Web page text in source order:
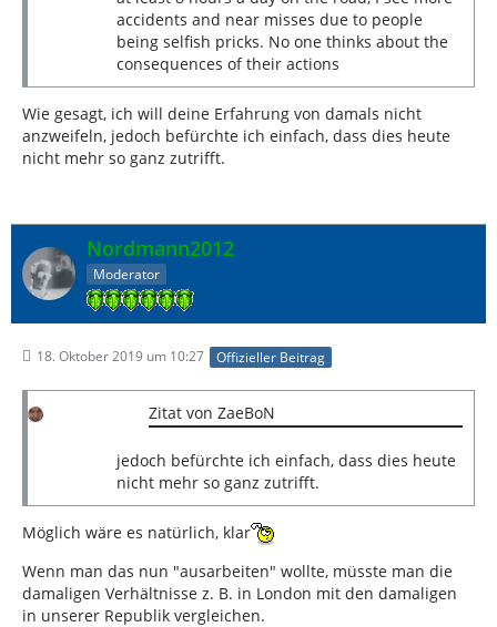
accidents and near misses due to people
being selfish pricks. No one thinks about the
consequences of their actions
Wie gesagt, ich will deine Erfahrung von damals nicht
anzweifeln, jedoch befürchte ich einfach, dass dies heute
nicht mehr so ganz zutrifft.
Nordmann2012
Moderator
18. Oktober 2019 um 10:27 Offizieller Beitrag
Zitat von ZaeBoN
jedoch befürchte ich einfach, dass dies heute
nicht mehr so ganz zutrifft.
Möglich wäre es natürlich, klar
Wenn man das nun "ausarbeiten" wollte, müsste man die
damaligen Verhältnisse z. B. in London mit den damaligen
in unserer Republik vergleichen.